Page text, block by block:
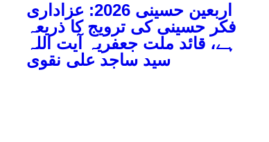
اربعین حسینی 2026: عزاداری
فکر حسینی کی ترویج کا ذریعہ
ہے، قائد ملت جعفریہ آیت اللہ
سید ساجد علی نقوی